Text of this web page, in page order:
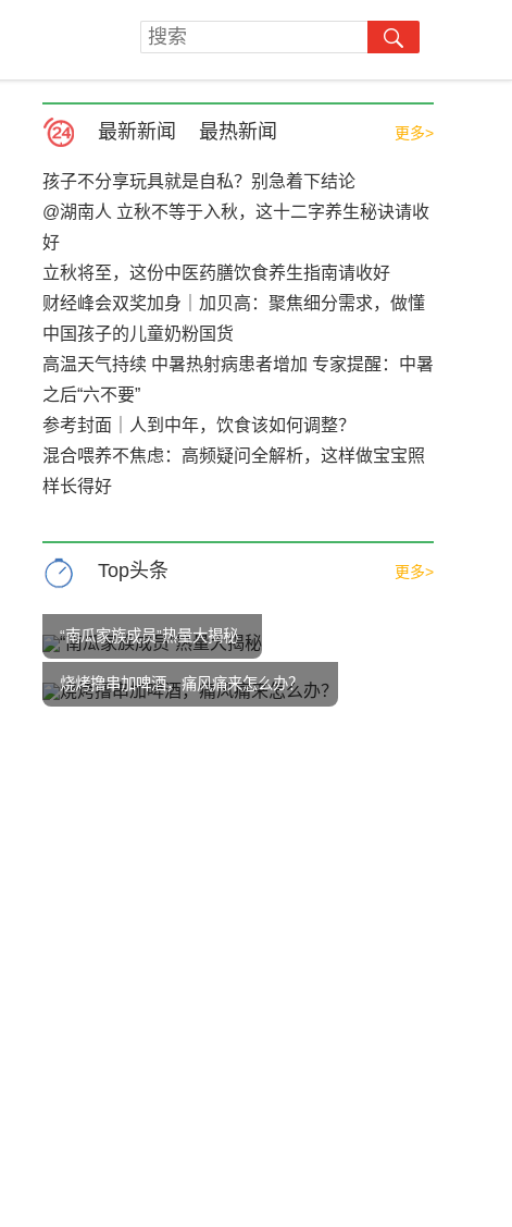
最新新闻 最热新闻 更多>
孩子不分享玩具就是自私？别急着下结论
@湖南人 立秋不等于入秋，这十二字养生秘诀请收
好
立秋将至，这份中医药膳饮食养生指南请收好
财经峰会双奖加身｜加贝高：聚焦细分需求，做懂
中国孩子的儿童奶粉国货
高温天气持续 中暑热射病患者增加 专家提醒：中暑
之后“六不要”
参考封面｜人到中年，饮食该如何调整？
混合喂养不焦虑：高频疑问全解析，这样做宝宝照
样长得好
Top头条 更多>
“南瓜家族成员”热量大揭秘
烧烤撸串加啤酒，痛风痛来怎么办？